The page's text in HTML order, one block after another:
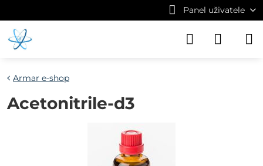
Panel uživatele
Armar e-shop
Acetonitrile-d3